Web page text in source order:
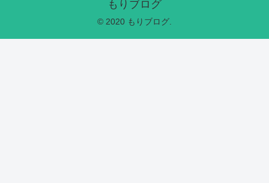
もりブログ
© 2020 もりブログ.